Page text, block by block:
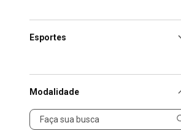
Esportes
Modalidade
Modalidade